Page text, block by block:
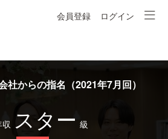
会員登録 ログイン
社からの指名（2021年7月回）
スター 級